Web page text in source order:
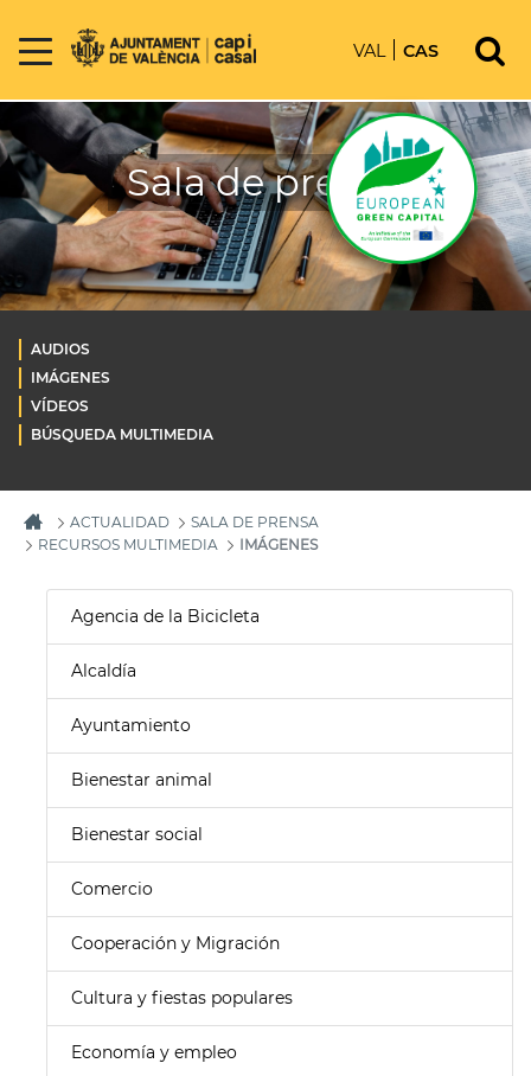
VAL CAS
Sala de prensa
AUDIOS
IMÁGENES
VÍDEOS
BÚSQUEDA MULTIMEDIA
ACTUALIDAD
SALA DE PRENSA
RECURSOS MULTIMEDIA
IMÁGENES
Agencia de la Bicicleta
Alcaldía
Ayuntamiento
Bienestar animal
Bienestar social
Comercio
Cooperación y Migración
Cultura y fiestas populares
Economía y empleo